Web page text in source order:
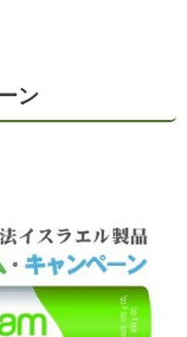
ン